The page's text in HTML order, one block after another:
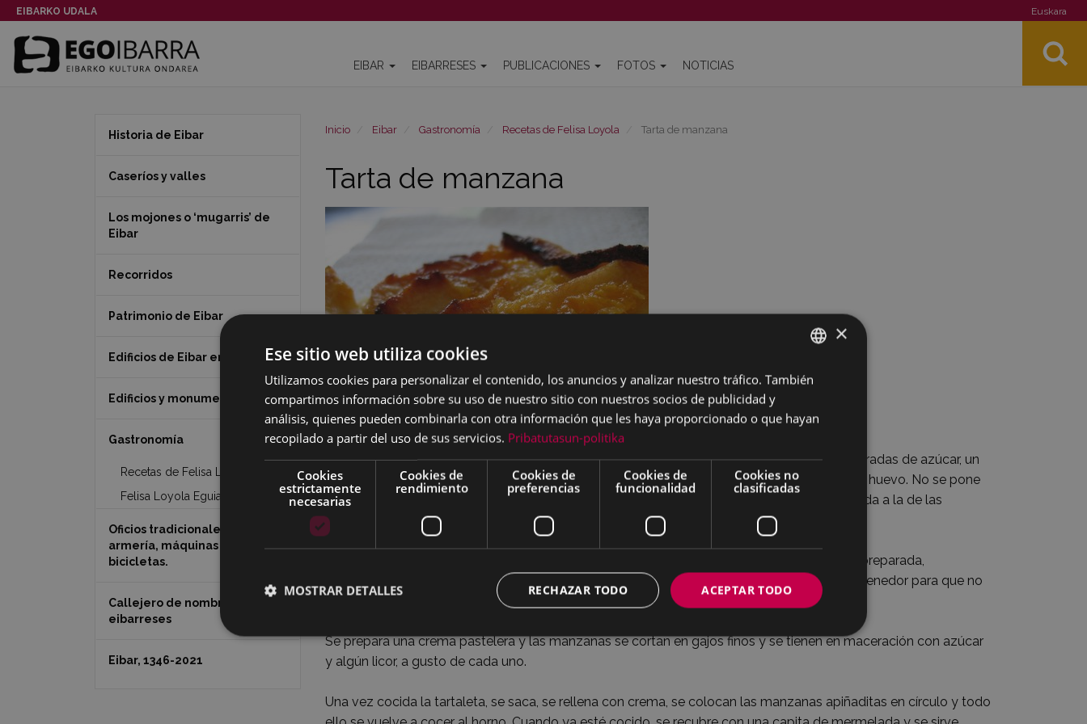
EIBARKO UDALA Euskara
EIBAR EIBARRESES PUBLICACIONES FOTOS NOTICIAS
Inicio Eibar Gastronomía Recetas de Felisa Loyola Tarta de manzana
Tarta de manzana
200 gr. de harina, media barra de mantequilla o natas de leche, si se tienen a mano, 5 cucharadas de azúcar, un
poco de sal y unas cucharaditas de leche, si hace falta para hacer la masa, o en su lugar un huevo. No se pone
toda la harina a la vez, sino a medida que va necesitando la masa (resulta una masa parecida a la de las
galletas).
Se coloca un aro de pastelería sobre la chapa fría del horno, y con la masa, anteriormente preparada,
previamente extendida con un rodillo, se recubre todo el aro por dentro, pinchando con el tenedor para que no
suba o rellenando con garbanzos. Se cuece al horno.
Se prepara una crema pastelera y las manzanas se cortan en gajos finos y se tienen en maceración con azúcar
y algún licor, a gusto de cada uno.
Una vez cocida la tartaleta, se saca, se rellena con crema, se colocan las manzanas apiñaditas en círculo y todo
Historia de Eibar
Caseríos y valles
Los mojones o ‘mugarris’ de
Eibar
Recorridos
Patrimonio de Eibar
Edificios de Eibar en 360º
Edificios y monumentos
Gastronomía
Recetas de Felisa Loyola
Felisa Loyola Eguia (1921-1999)
Oficios tradicionales de Eibar:
armería, máquinas de coser y
bicicletas.
Callejero de nombres
eibarreses
Eibar, 1346-2021
BASQUE
×
Ese sitio web utiliza cookies
Utilizamos cookies para personalizar el contenido, los anuncios y analizar nuestro tráfico. También
compartimos información sobre su uso de nuestro sitio con nuestros socios de publicidad y
análisis, quienes pueden combinarla con otra información que les haya proporcionado o que hayan
recopilado a partir del uso de sus servicios. Pribatutasun-politika
Cookies
estrictamente
necesarias
Cookies de
rendimiento
Cookies de
preferencias
Cookies de
funcionalidad
Cookies no
clasificadas
ACEPTAR TODO
RECHAZAR TODO
MOSTRAR DETALLES